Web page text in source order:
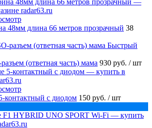
48мм длина 66 метров прозрачный 38
Быстрый
(ответная часть) мама 930 руб. / шт
контактный с диодом 150 руб. / шт